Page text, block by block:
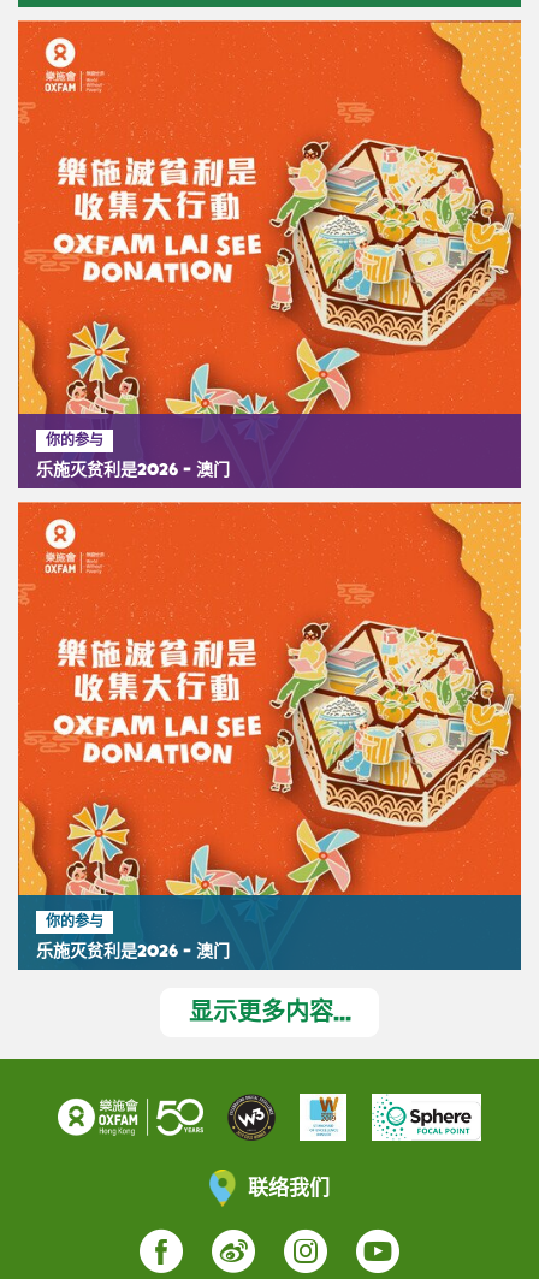
你的参与
乐施灭贫利是2026 - 澳门
你的参与
乐施灭贫利是2026 - 澳门
显示更多内容...
联络我们